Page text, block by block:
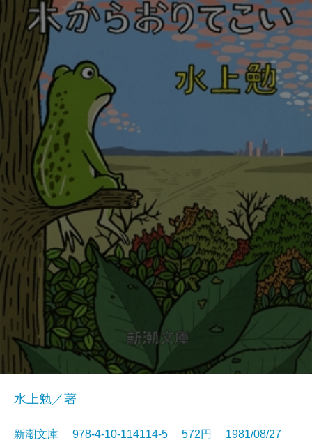
水上勉／著
新潮文庫 978-4-10-114114-5 572円 1981/08/27